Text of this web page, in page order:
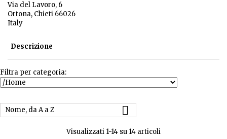
Via del Lavoro, 6
Ortona, Chieti 66026
Italy
Descrizione
Filtra per categoria:
Nome, da A a Z 
Visualizzati 1-14 su 14 articoli